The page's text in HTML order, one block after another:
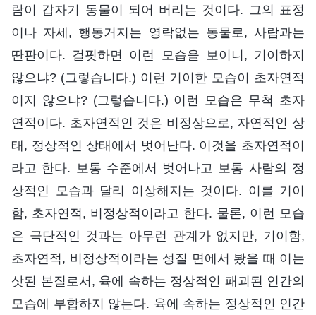
람이 갑자기 동물이 되어 버리는 것이다. 그의 표정
이나 자세, 행동거지는 영락없는 동물로, 사람과는
딴판이다. 걸핏하면 이런 모습을 보이니, 기이하지
않으냐? (그렇습니다.) 이런 기이한 모습이 초자연적
이지 않으냐? (그렇습니다.) 이런 모습은 무척 초자
연적이다. 초자연적인 것은 비정상으로, 자연적인 상
태, 정상적인 상태에서 벗어난다. 이것을 초자연적이
라고 한다. 보통 수준에서 벗어나고 보통 사람의 정
상적인 모습과 달리 이상해지는 것이다. 이를 기이
함, 초자연적, 비정상적이라고 한다. 물론, 이런 모습
은 극단적인 것과는 아무런 관계가 없지만, 기이함,
초자연적, 비정상적이라는 성질 면에서 봤을 때 이는
삿된 본질로서, 육에 속하는 정상적인 패괴된 인간의
모습에 부합하지 않는다. 육에 속하는 정상적인 인간